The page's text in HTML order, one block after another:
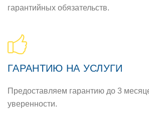
гарантийных обязательств.
ГАРАНТИЮ НА УСЛУГИ
Предоставляем гарантию до 3
уверенности.